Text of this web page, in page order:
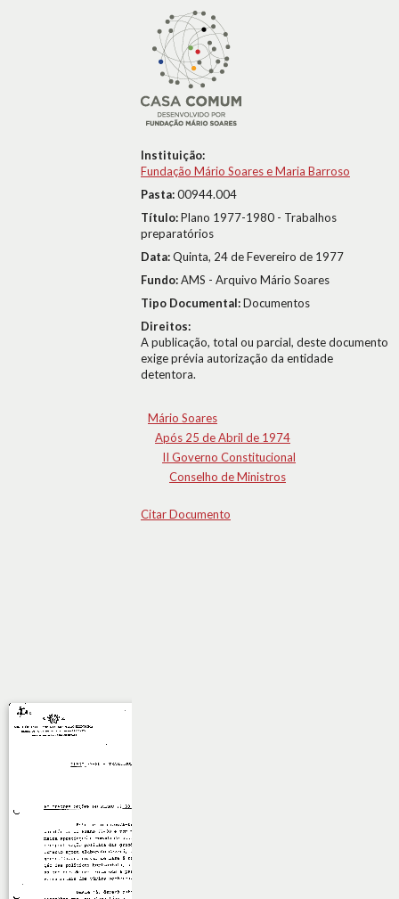
Instituição:
Fundação Mário Soares e Maria Barroso
Pasta:00944.004
Título:Plano 1977-1980 - Trabalhos
preparatórios
Data:Quinta, 24 de Fevereiro de 1977
Fundo:AMS - Arquivo Mário Soares
Tipo Documental:Documentos
Direitos:
A publicação, total ou parcial, deste documento
exige prévia autorização da entidade
detentora.
Mário Soares
Após 25 de Abril de 1974
II Governo Constitucional
Conselho de Ministros
Citar Documento